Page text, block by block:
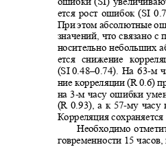
ется рост ошибок (SI 0.7
При этом абсолютные
значений, что связано
носительно небольших
ется снижение
(SI 0.48–0.74). На 63-м
ние корреляции (R 0. 6)
на 3-м часу ошибки
(R 0.93), а к 57-му часу
Корреляция
Необходимо
говременности 15